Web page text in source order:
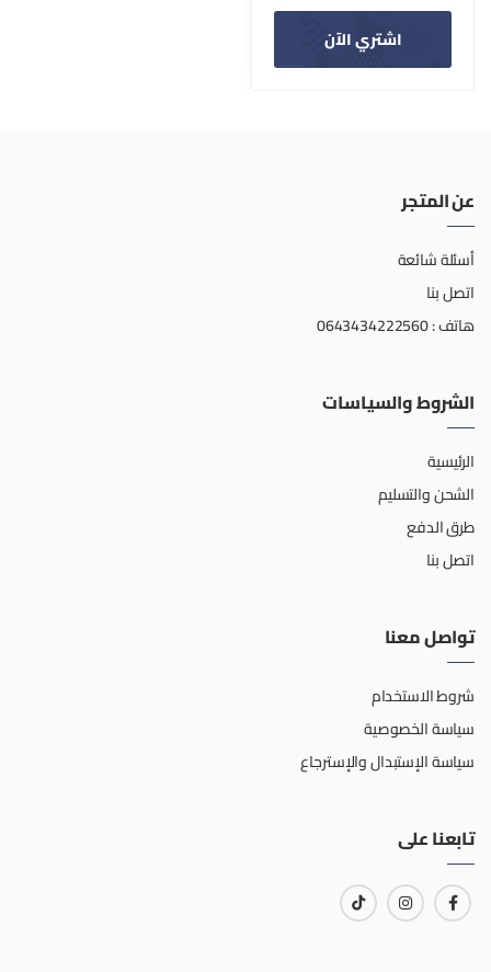
اشتري الآن
عن المتجر
أسئلة شائعة
اتصل بنا
هاتف : 0643434222560
الشروط والسياسات
الرئيسية
الشحن والتسليم
طرق الدفع
اتصل بنا
تواصل معنا
شروط الاستخدام
سياسة الخصوصية
سياسة الإستبدال والإسترجاع
تابعنا على